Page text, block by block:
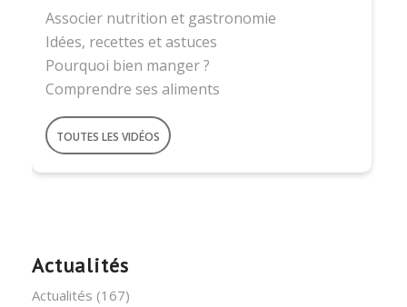
Associer nutrition et gastronomie
Idées, recettes et astuces
Pourquoi bien manger ?
Comprendre ses aliments
TOUTES LES VIDÉOS
Actualités
Actualités (167)